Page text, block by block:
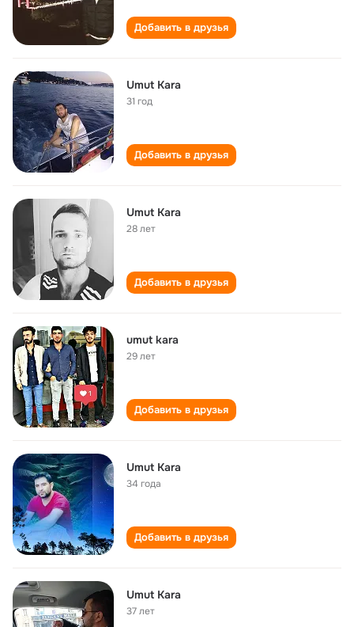
Добавить в друзья
Umut Kara
31 год
Добавить в друзья
Umut Kara
28 лет
Добавить в друзья
umut kara
29 лет
Добавить в друзья
Umut Kara
34 года
Добавить в друзья
Umut Kara
37 лет